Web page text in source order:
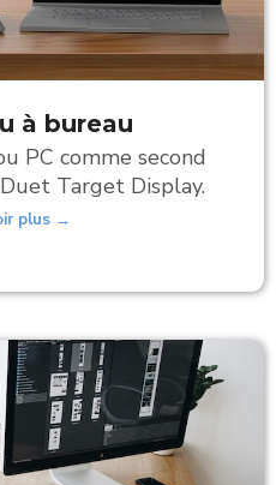
à bureau
PC comme second
Target Display.
plus →